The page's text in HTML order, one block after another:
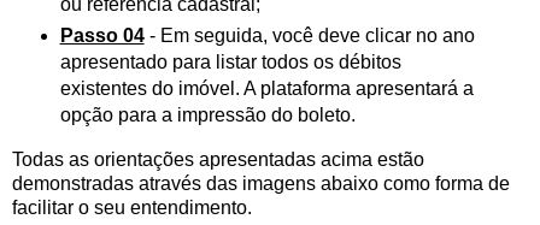
Passo 04- Em seguida, você deve clicar no ano
apresentado para listar todos os débitos
existentes do imóvel. A plataforma apresentará a
opção para a impressão do boleto.
Todas as orientações apresentadas acima estão
demonstradas através das imagens abaixo como forma de
facilitar o seu entendimento.